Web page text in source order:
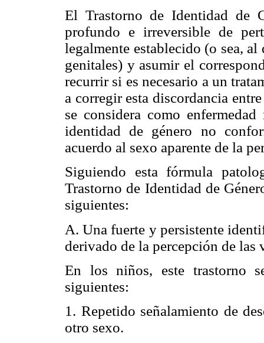
El Trastorno de Identidad de
profundo e irreversible de
legalmente establecido (o sea,
genitales) y asumir el
recurrir si es necesario a un
a corregir esta discordancia
se considera como
identidad de género no
acuerdo al sexo aparente de la
Siguiendo esta fórmula
Trastorno de Identidad de
siguientes:
A. Una fuerte y persistente
derivado de la percepción de las
En los niños, este trastorno
siguientes:
1. Repetido señalamiento de
otro sexo.